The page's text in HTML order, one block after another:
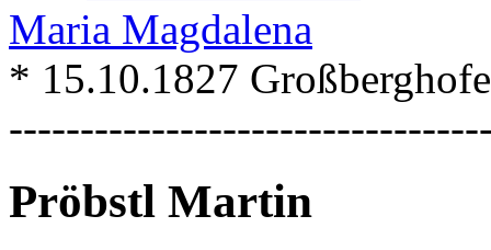
Maria Magdalena
* 15.10.1827
Pröbstl Martin